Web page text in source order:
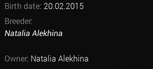
Birth date: 20.02.2015
Breeder:
Natalia Alekhina
Owner: Natalia Alekhina